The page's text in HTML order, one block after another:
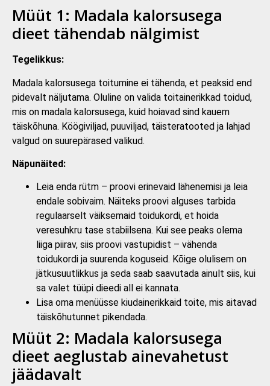
Müüt 1: Madala kalorsusega
dieet tähendab nälgimist
Tegelikkus:
Madala kalorsusega toitumine ei tähenda, et peaksid end
pidevalt näljutama. Oluline on valida toitainerikkad toidud,
mis on madala kalorsusega, kuid hoiavad sind kauem
täiskõhuna. Köögiviljad, puuviljad, täisteratooted ja lahjad
valgud on suurepärased valikud.
Näpunäited:
Leia enda rütm – proovi erinevaid lähenemisi ja leia
endale sobivaim. Näiteks proovi alguses tarbida
regulaarselt väiksemaid toidukordi, et hoida
veresuhkru tase stabiilsena. Kui see peaks olema
liiga piirav, siis proovi vastupidist – vähenda
toidukordi ja suurenda koguseid. Kõige olulisem on
jätkusuutlikkus ja seda saab saavutada ainult siis, kui
sa valet tüüpi dieedi all ei kannata.
Lisa oma menüüsse kiudainerikkaid toite, mis aitavad
täiskõhutunnet pikendada.
Müüt 2: Madala kalorsusega
dieet aeglustab ainevahetust
jäädavalt